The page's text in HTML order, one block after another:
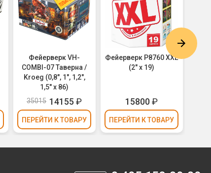
Фейерверк VH-
COMBI-07 Таверна /
Kroeg (0,8", 1", 1,2",
1,5" х 86)
35015 14155 ₽
ПЕРЕЙТИ К ТОВАРУ
Фейерверк Р8760 XXL
(2" х 19)
15800₽
ПЕРЕЙТИ К ТОВАРУ